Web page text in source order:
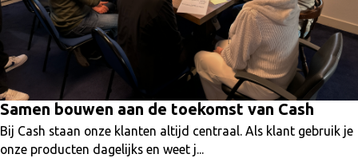
Samen bouwen aan de toekomst van Cash
Bij Cash staan onze klanten altijd centraal. Als klant gebruik je
onze producten dagelijks en weet j...